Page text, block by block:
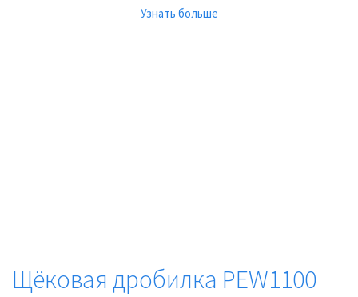
Узнать больше
Щёковая дробилка PEW1100